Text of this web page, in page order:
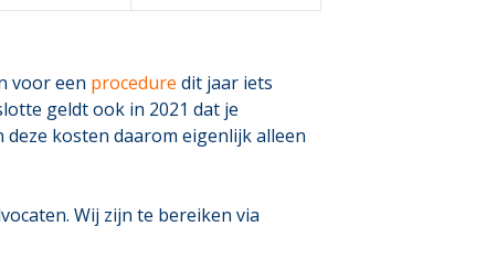
voor een procedure dit jaar iets
geldt ook in 2021 dat je
kosten daarom eigenlijk alleen
Wij zijn te bereiken via